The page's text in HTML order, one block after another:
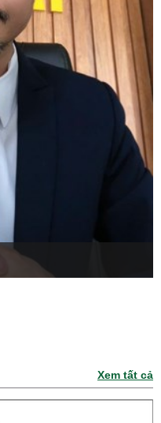
Xem tất cả